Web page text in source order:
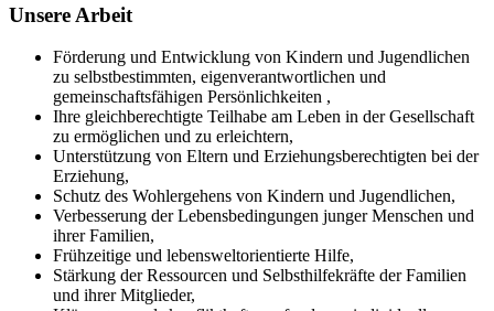
Unsere Arbeit
Förderung und Entwicklung von Kindern und Jugendlichen
zu selbstbestimmten, eigenverantwortlichen und
gemeinschaftsfähigen Persönlichkeiten ,
Ihre gleichberechtigte Teilhabe am Leben in der Gesellschaft
zu ermöglichen und zu erleichtern,
Unterstützung von Eltern und Erziehungsberechtigten bei der
Erziehung,
Schutz des Wohlergehens von Kindern und Jugendlichen,
Verbesserung der Lebensbedingungen junger Menschen und
ihrer Familien,
Frühzeitige und lebensweltorientierte Hilfe,
Stärkung der Ressourcen und Selbsthilfekräfte der Familien
und ihrer Mitglieder,